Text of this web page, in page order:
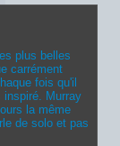
plus belles
carrément
fois qu'il
Murray
la même
de solo et pas